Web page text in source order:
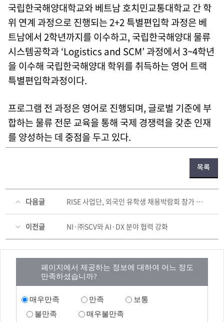
국립한국해양대학교와 베트남 호치민교통대학교 간 학
위 연계 과정으로 진행되는 2+2 특별편입학 과정은 베
트남에서 2학년까지를 이수하고, 국립한국해양대 물류
시스템공학과 ‘Logistics and SCM’ 과정에서 3~4학년
을 이수해 국립한국해양대 학위를 취득하는 영어 트랙
특별편입학과정이다.
프로그램 전 과정은 영어로 진행되며, 글로벌 기준에 부
합하는 물류 전문 교육을 통해 국제 경쟁력을 갖춘 인재
를 양성하는 데 중점을 두고 있다.
목록
다음글 RISE 사업단, 외국인 유학생 채용박람회 참가 지원
이전글 NI·㈜SCV와 AI·DX 분야 협력 강화
페이지에서 제공하는 정보에 대하여 어느 정도
만족하셨습니까?
매우만족 만족
보통
불만족
매우불만족